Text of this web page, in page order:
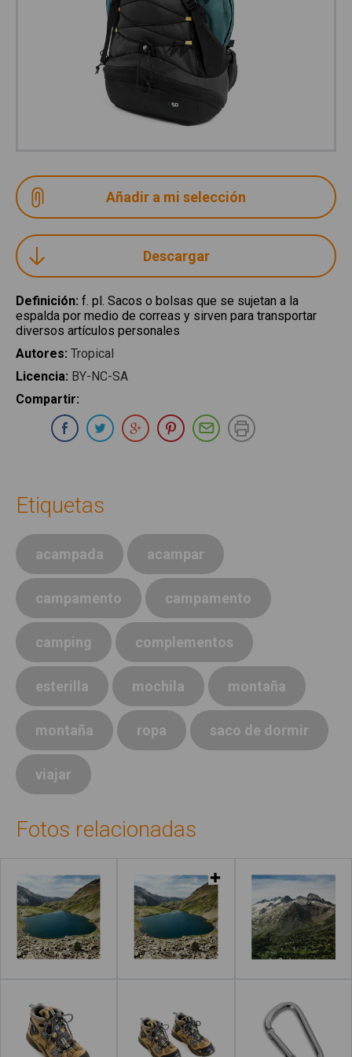
Descargar
Definición: f. pl. Sacos o bolsas que se sujetan a la
espalda por medio de correas y sirven para transportar
diversos artículos personales
Autores: Tropical
Licencia: BY-NC-SA
Compartir:
Compartir en Whatsapp
Compartir en Facebook
Compartir en Twitter
Compartir en Google Plus
Compartir en Pinterest
Compartir por E-
Etiquetas
acampada acampar
campamento campamento
camping complementos
esterilla mochila montaña
montaña ropa saco de dormir
viajar
Fotos relacionadas